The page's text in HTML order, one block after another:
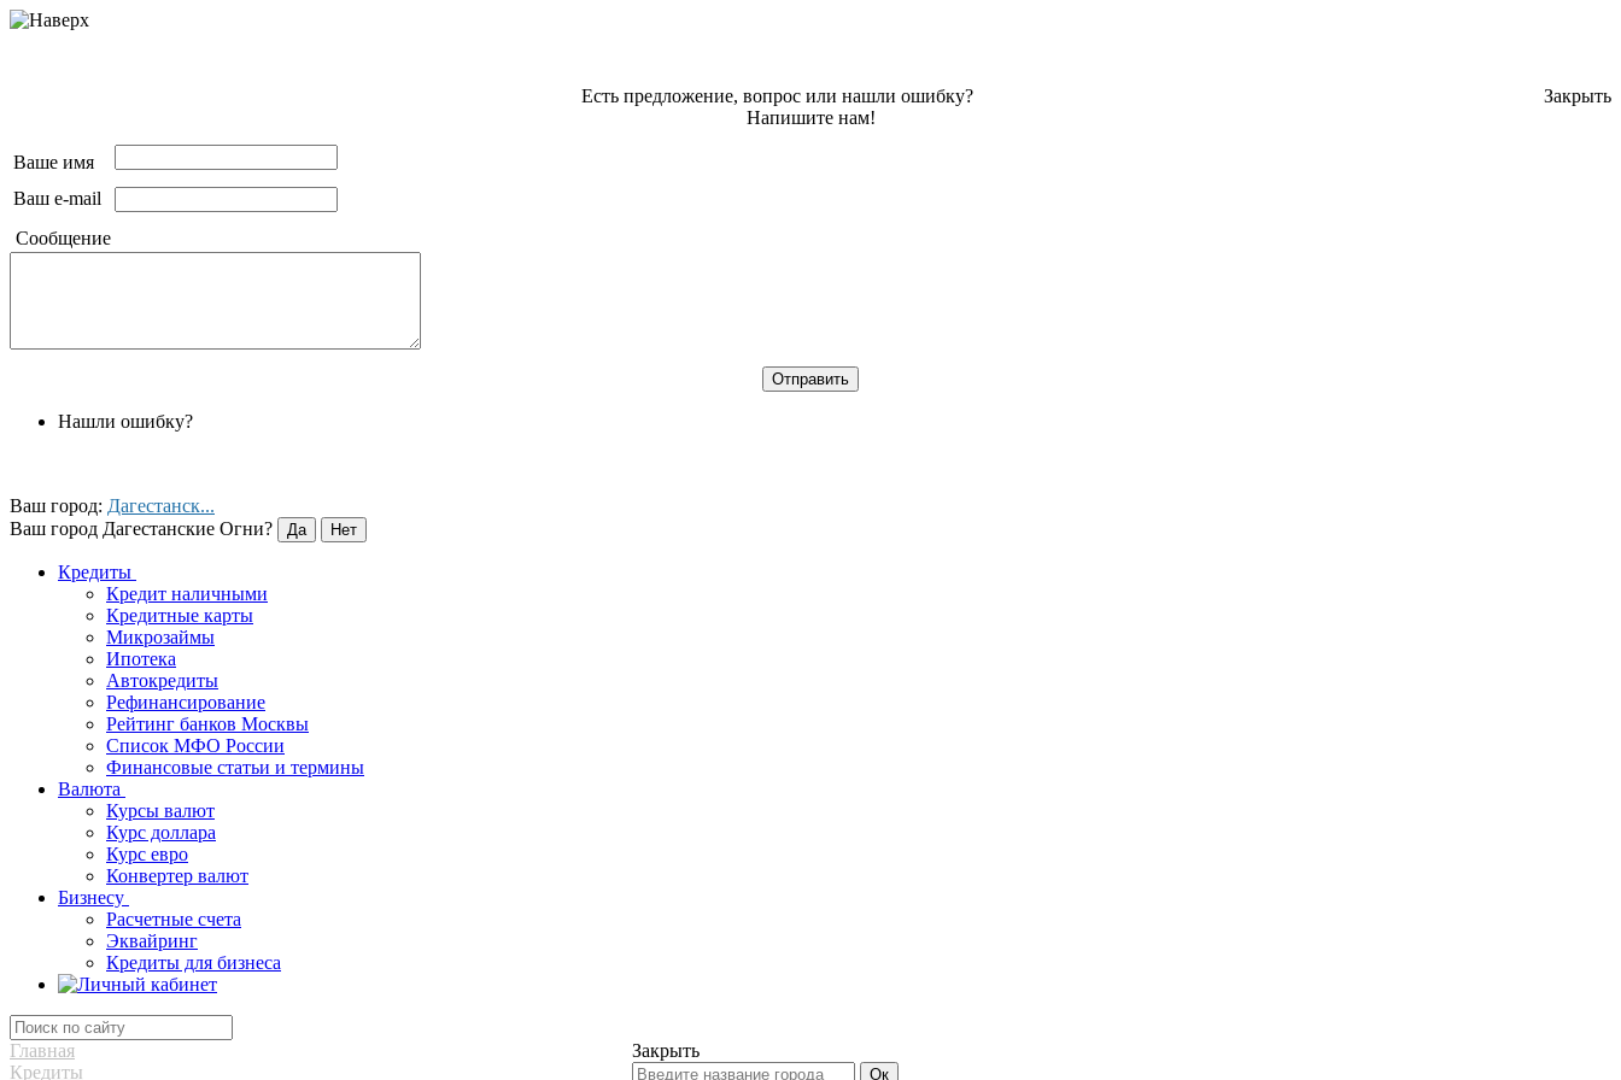
Закрыть
Есть предложение, вопрос или нашли ошибку?
Напишите нам!
Ваше имя
Ваш e-mail
Сообщение
Нашли ошибку?
Ваш город: Дагестанск...
Ваш город Дагестанские Огни?
Кредиты
Кредит наличными
Кредитные карты
Микрозаймы
Ипотека
Автокредиты
Рефинансирование
Рейтинг банков Москвы
Список МФО России
Финансовые статьи и термины
Валюта
Курсы валют
Курс доллара
Курс евро
Конвертер валют
Бизнесу
Расчетные счета
Эквайринг
Кредиты для бизнеса
Закрыть
Главная
Кредиты